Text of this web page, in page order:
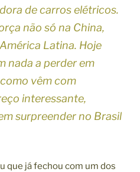
de carros elétricos.
não só na China,
Latina. Hoje
nada a perder em
vêm com
interessante,
surpreender no Brasil
que já fechou com um dos